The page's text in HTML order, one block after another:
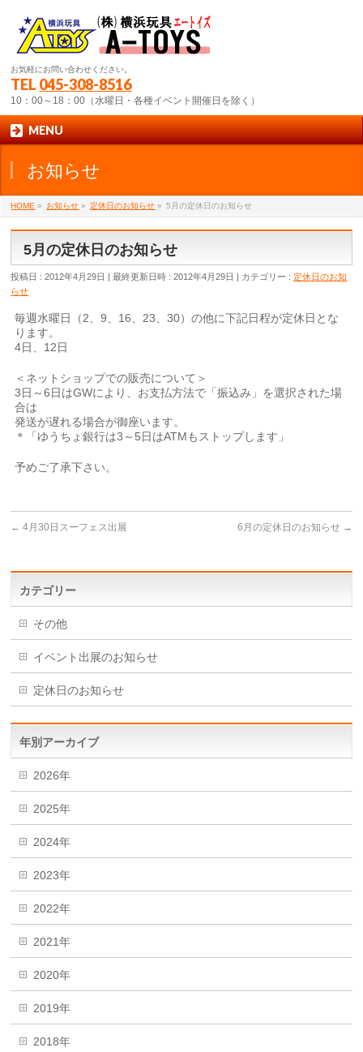
お気軽にお問い合わせください。
TEL 045-308-8516
10：00～18：00（水曜日・各種イベント開催日を除く）
MENU
お知らせ
HOME » お知らせ » 定休日のお知らせ » 5月の定休日のお知らせ
5月の定休日のお知らせ
投稿日 : 2012年4月29日 最終更新日時 : 2012年4月29日 カテゴリー :定休日のお知
らせ
毎週水曜日（2、9、16、23、30）の他に下記日程が定休日とな
ります。
4日、12日
＜ネットショップでの販売について＞
3日～6日はGWにより、お支払方法で「振込み」を選択された場
合は
発送が遅れる場合が御座います。
＊「ゆうちょ銀行は3～5日はATMもストップします」
予めご了承下さい。
← 4月30日スーフェス出展 6月の定休日のお知らせ →
カテゴリー
その他
イベント出展のお知らせ
定休日のお知らせ
年別アーカイブ
2026年
2025年
2024年
2023年
2022年
2021年
2020年
2019年
2018年